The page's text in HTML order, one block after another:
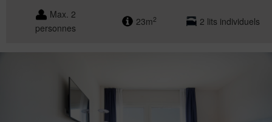
Max. 2
personnes
23m2 2 lits individuels